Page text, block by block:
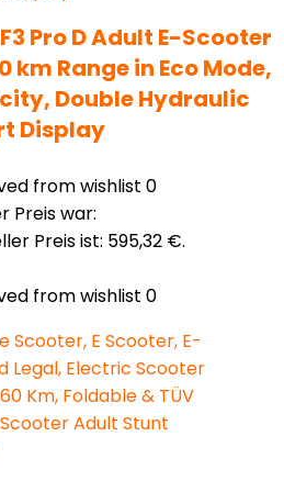
Pro D Adult E-Scooter
km Range in Eco Mode,
Double Hydraulic
Display
from wishlist 0
Preis war:
Preis ist: 595,32 €.
from wishlist 0